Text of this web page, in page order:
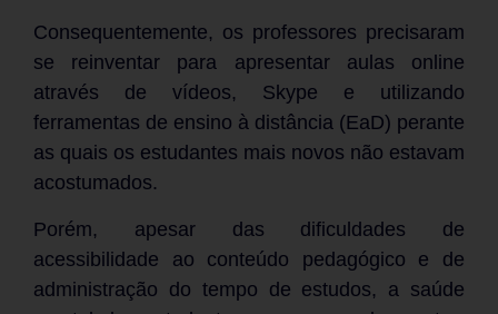
Consequentemente, os professores precisaram
se reinventar para apresentar aulas online
através de vídeos, Skype e utilizando
ferramentas de ensino à distância (EaD) perante
as quais os estudantes mais novos não estavam
acostumados.
Porém, apesar das dificuldades de
acessibilidade ao conteúdo pedagógico e de
administração do tempo de estudos, a saúde